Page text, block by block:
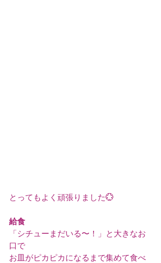
とってもよく頑張りました💮
給食
「シチューまだいる〜！」と大きなお
口で
お皿がピカピカになるまで集めて食べ